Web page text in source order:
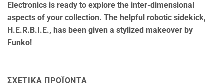
Electronics is ready to explore the inter-dimensional
aspects of your collection. The helpful robotic sidekick,
H.E.R.B.I.E., has been given a stylized makeover by
Funko!
ΣΧΕΤΙΚΆ ΠΡΟΪΌΝΤΑ